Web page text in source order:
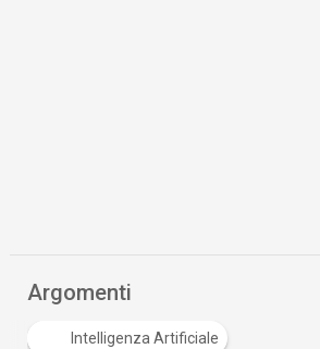
Argomenti
Intelligenza Artificiale